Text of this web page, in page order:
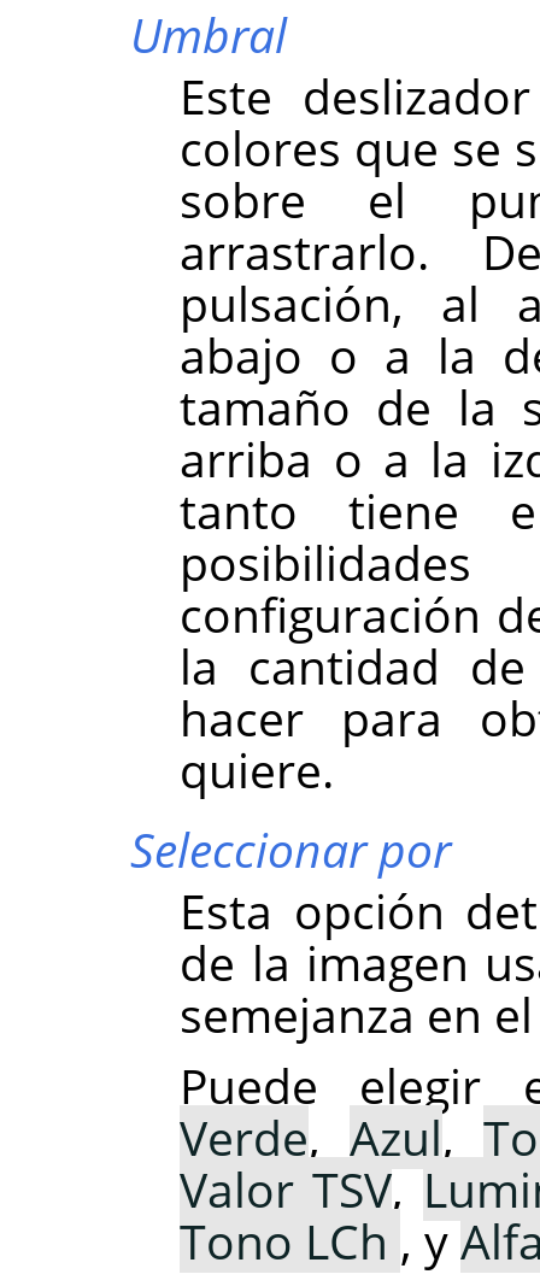
Umbral
Este
colores que se
sobre el
arrastrarlo.
pulsación, al
abajo o a la
tamaño de la
arriba o a la
tanto tiene
configuración
la cantidad
hacer para
quiere.
Seleccionar por
Esta opción
de la imagen
semejanza en
Puede
Verde, Azul,
Valor TSV,
Tono LCh , y